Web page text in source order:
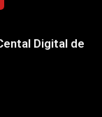
Digital de